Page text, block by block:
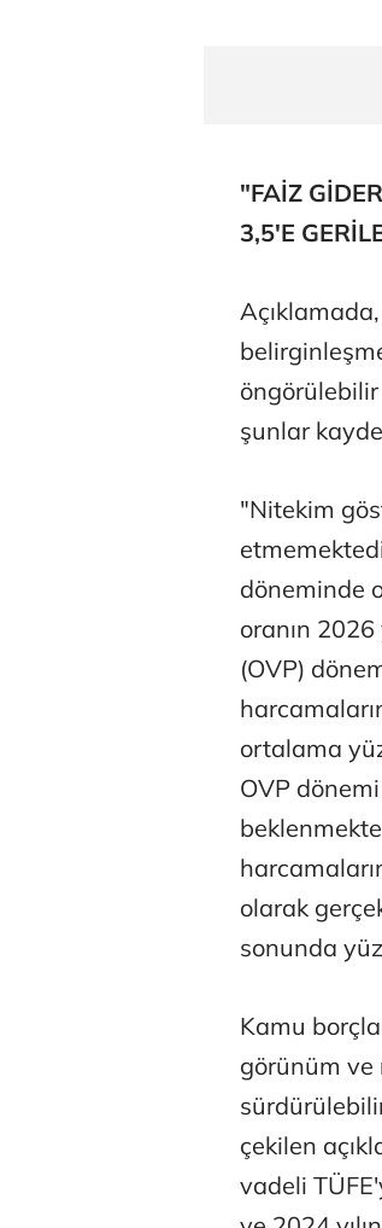
"FAİZ
3,5'E
şunlar
"Nitekim
döneminde
oranın
(OVP)
ortalama
OVP
olarak
sonunda
Kamu
görünüm ve
çekilen
vadeli